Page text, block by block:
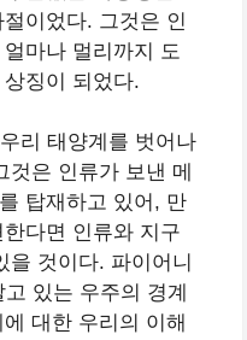
이었다. 그것은 인
마나 멀리까지 도
징이 되었다.
리 태양계를 벗어나
은 인류가 보낸 메
탑재하고 있어, 만
다면 인류와 지구
것이다. 파이어니
있는 우주의 경계
대한 우리의 이해